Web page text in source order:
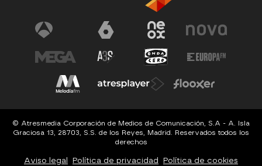
© Atresmedia Corporación de Medios de Comunicación, S.A - A. Isla
Graciosa 13, 28703, S.S. de los Reyes, Madrid. Reservados todos los
derechos
Aviso legal Política de privacidad Política de cookies